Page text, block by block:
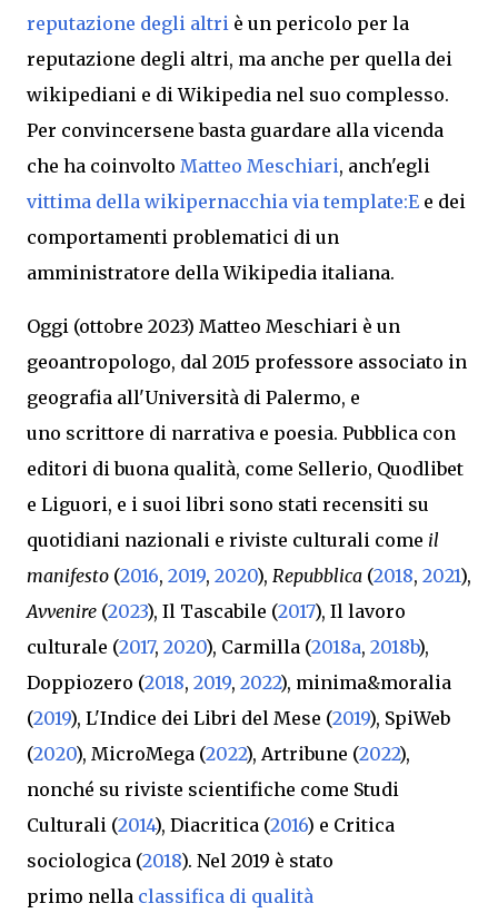
reputazione degli altri è un pericolo per la
reputazione degli altri, ma anche per quella dei
wikipediani e di Wikipedia nel suo complesso.
Per convincersene basta guardare alla vicenda
che ha coinvolto Matteo Meschiari, anch'egli
vittima della wikipernacchia via template:E e dei
comportamenti problematici di un
amministratore della Wikipedia italiana.
Oggi (ottobre 2023) Matteo Meschiari è un
geoantropologo, dal 2015 professore associato in
geografia all'Università di Palermo, e
uno scrittore di narrativa e poesia. Pubblica con
editori di buona qualità, come Sellerio, Quodlibet
e Liguori, e i suoi libri sono stati recensiti su
quotidiani nazionali e riviste culturali come il
manifesto (2016, 2019, 2020), Repubblica (2018, 2021),
Avvenire (2023), Il Tascabile (2017), Il lavoro
culturale (2017, 2020), Carmilla (2018a, 2018b),
Doppiozero (2018, 2019, 2022), minima&moralia
(2019), L'Indice dei Libri del Mese (2019), SpiWeb
(2020), MicroMega (2022), Artribune (2022),
nonché su riviste scientifiche come Studi
Culturali (2014), Diacritica (2016) e Critica
sociologica (2018). Nel 2019 è stato
primo nella classifica di qualità